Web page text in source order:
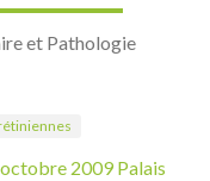
et Pathologie
2009 Palais